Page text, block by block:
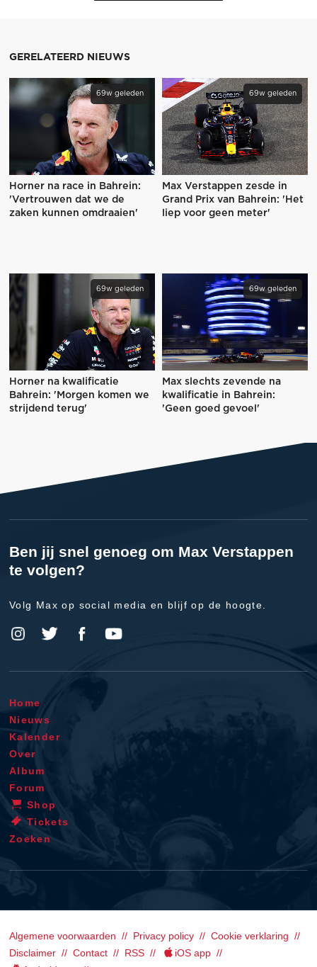
GERELATEERD NIEUWS
69w geleden
Horner na race in Bahrein:
'Vertrouwen dat we de
zaken kunnen omdraaien'
69w geleden
Max Verstappen zesde in
Grand Prix van Bahrein: 'Het
liep voor geen meter'
69w geleden
Horner na kwalificatie
Bahrein: 'Morgen komen we
strijdend terug'
69w geleden
Max slechts zevende na
kwalificatie in Bahrein:
'Geen goed gevoel'
Ben jij snel genoeg om Max Verstappen
te volgen?
Volg Max op social media en blijf op de hoogte.
Home
Nieuws
Kalender
Over
Album
Forum
Shop
Tickets
Zoeken
Algemene voorwaarden Privacy policy
Cookie verklaring
Disclaimer
Contact RSS
iOS app